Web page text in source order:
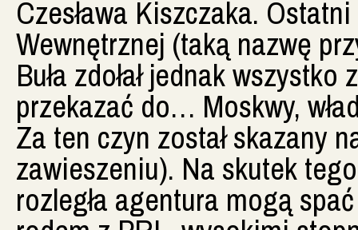
Czesława Kiszczaka.
Wewnętrznej (taką nazwę
Buła zdołał jednak
przekazać do… Moskwy,
Za ten czyn został skazany
zawieszeniu). Na skutek
rozległa agentura mogą